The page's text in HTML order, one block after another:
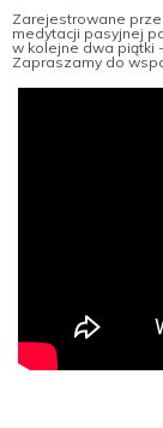
Zarejestrowane
medytacji pasyjnej
w kolejne dwa piątki
Zapraszamy do